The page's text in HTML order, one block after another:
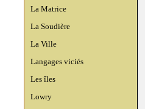
La Matrice
La Soudière
La Ville
Langages viciés
Les îles
Lowry